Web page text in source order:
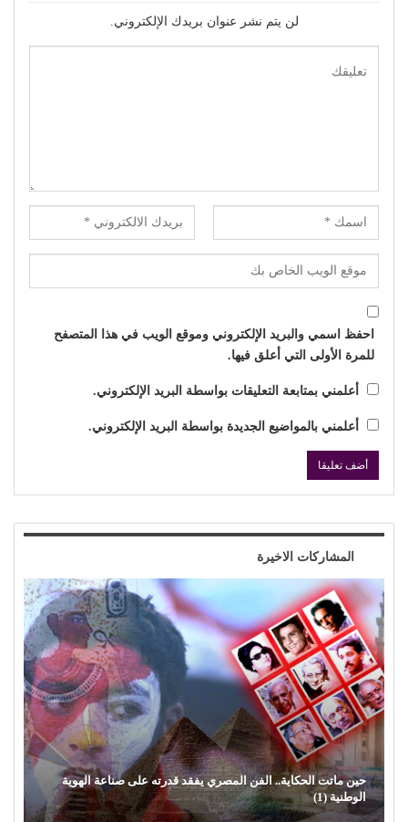
لن يتم نشر عنوان بريدك الإلكتروني.
احفظ اسمي والبريد الإلكتروني وموقع الويب في هذا المتصفح
للمرة الأولى التي أعلق فيها.
أعلمني بمتابعة التعليقات بواسطة البريد الإلكتروني.
أعلمني بالمواضيع الجديدة بواسطة البريد الإلكتروني.
المشاركات الاخيرة
حين ماتت الحكاية.. الفن المصري يفقد قدرته على صناعة الهوية
الوطنية (1)